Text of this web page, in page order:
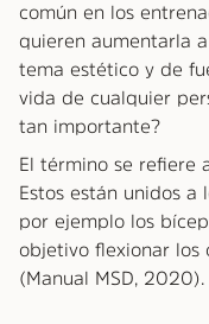
común en los
quieren aumentarla
tema estético y de
vida de cualquier
tan importante?
El término se refiere
Estos están unidos a
por ejemplo los
objetivo flexionar los
(Manual MSD, 2020).